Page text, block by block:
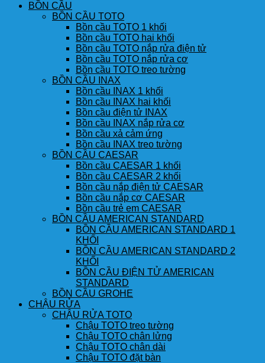
BỒN CẦU
BỒN CẦU TOTO
Bồn cầu TOTO 1 khối
Bồn cầu TOTO hai khối
Bồn cầu TOTO nắp rửa điện tử
Bồn cầu TOTO nắp rửa cơ
Bồn cầu TOTO treo tường
BỒN CẦU INAX
Bồn cầu INAX 1 khối
Bồn cầu INAX hai khối
Bồn cầu điện tử INAX
Bồn cầu INAX nắp rửa cơ
Bồn cầu xả cảm ứng
Bồn cầu INAX treo tường
BỒN CẦU CAESAR
Bồn cầu CAESAR 1 khối
Bồn cầu CAESAR 2 khối
Bồn cầu nắp điện tử CAESAR
Bồn cầu nắp cơ CAESAR
Bồn cầu trẻ em CAESAR
BỒN CẦU AMERICAN STANDARD
BỒN CẦU AMERICAN STANDARD 1
KHỐI
BỒN CẦU AMERICAN STANDARD 2
KHỐI
BỒN CẦU ĐIỆN TỬ AMERICAN
STANDARD
BỒN CẦU GROHE
CHẬU RỬA
CHẬU RỬA TOTO
Chậu TOTO treo tường
Chậu TOTO chân lửng
Chậu TOTO chân dài
Chậu TOTO đặt bàn